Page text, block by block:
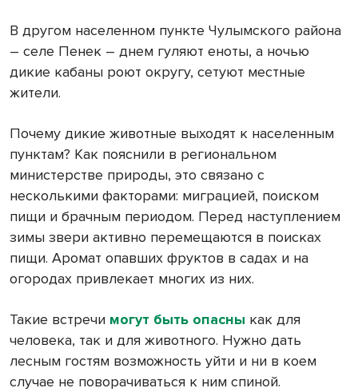
В другом населенном пункте Чулымского района
– селе Пенек – днем гуляют еноты, а ночью
дикие кабаны роют округу, сетуют местные
жители.
Почему дикие животные выходят к населенным
пунктам? Как пояснили в региональном
министерстве природы, это связано с
несколькими факторами: миграцией, поиском
пищи и брачным периодом. Перед наступлением
зимы звери активно перемещаются в поисках
пищи. Аромат опавших фруктов в садах и на
огородах привлекает многих из них.
Такие встречи могут быть опасны как для
человека, так и для животного. Нужно дать
лесным гостям возможность уйти и ни в коем
случае не поворачиваться к ним спиной.